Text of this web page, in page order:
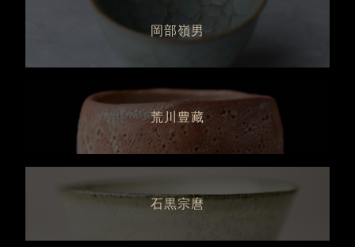
岡部嶺男
荒川豊藏
石黒宗麿